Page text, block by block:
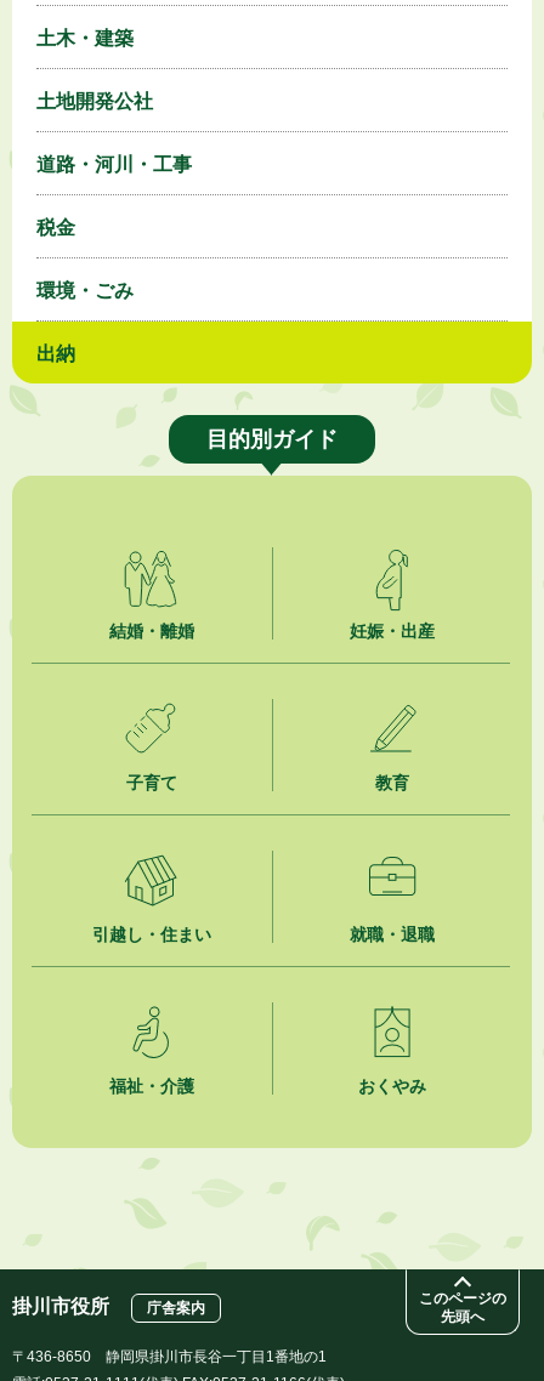
土木・建築
土地開発公社
道路・河川・工事
税金
環境・ごみ
出納
目的別ガイド
結婚・離婚 妊娠・出産
子育て 教育
引越し・住まい 就職・退職
福祉・介護 おくやみ
このページの
先頭へ
掛川市役所 庁舎案内
〒436-8650 静岡県掛川市長谷一丁目1番地の1